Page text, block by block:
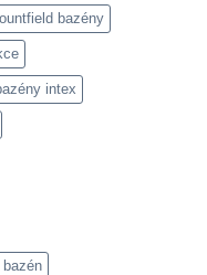
bazény
intex